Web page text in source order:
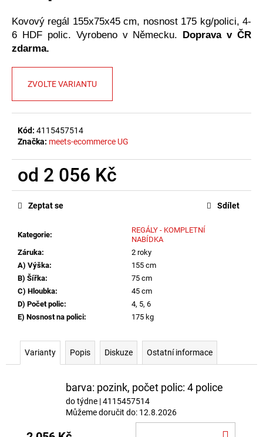
Kovový regál 155x75x45 cm, nosnost 175 kg/polici, 4-
6 HDF polic. Vyrobeno v Německu. Doprava v ČR
zdarma.
ZVOLTE VARIANTU
Kód: 4115457514
Značka: meets-ecommerce UG
od 2 056 Kč
Měrná
Kategorie:
REGÁLY - KOMPLETNÍ
NABÍDKA
Záruka:
2 roky
A) Výška:
155 cm
B) Šířka:
75 cm
C) Hloubka:
45 cm
D) Počet polic:
4, 5, 6
E) Nosnost na polici: 175 kg
Zeptat se Sdílet
Varianty Popis Diskuze Ostatní informace
barva: pozink, počet polic: 4 police
do týdne | 4115457514
Můžeme doručit do: 12.8.2026
u
j
e
m
e